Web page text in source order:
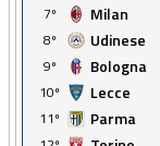
7º
Milan
8º
Udinese
9º
Bologna
10º
Lecce
11º
Parma